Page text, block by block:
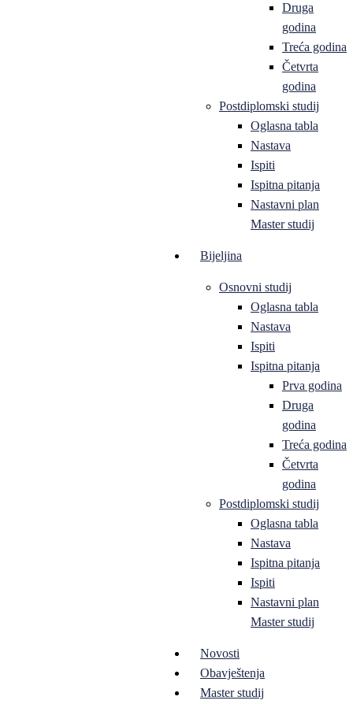
Druga
godina
Treća godina
Četvrta
godina
Postdiplomski studij
Oglasna tabla
Nastava
Ispiti
Ispitna pitanja
Nastavni plan
Master studij
Bijeljina
Osnovni studij
Oglasna tabla
Nastava
Ispiti
Ispitna pitanja
Prva godina
Druga
godina
Treća godina
Četvrta
godina
Postdiplomski studij
Oglasna tabla
Nastava
Ispitna pitanja
Ispiti
Nastavni plan
Master studij
Novosti
Obavještenja
Master studij